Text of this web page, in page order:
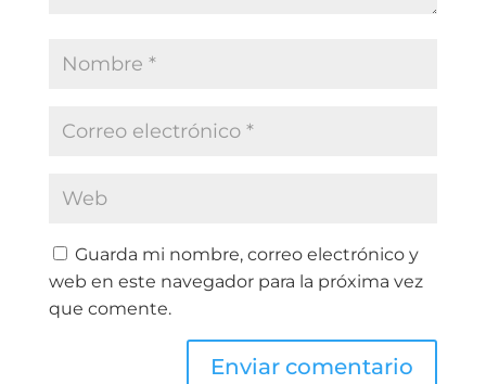
Guarda mi nombre, correo electrónico y
web en este navegador para la próxima vez
que comente.